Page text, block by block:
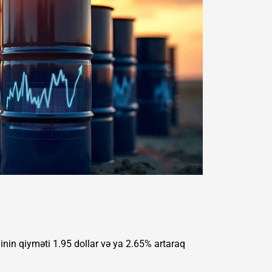
qiyməti 1.95 dollar və ya 2.65% artaraq